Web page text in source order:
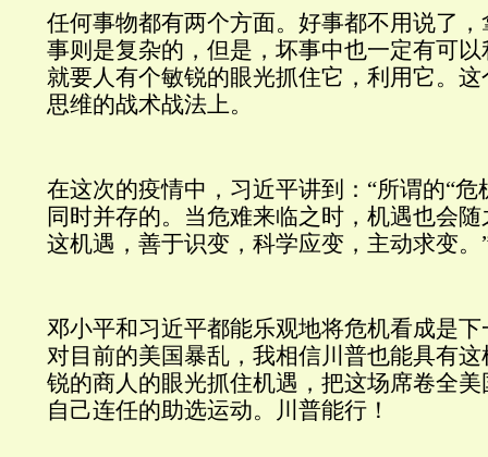
任何事物都有两个方面。好事都不用说了
事则是复杂的，但是，坏事中也一定有可
就要人有个敏锐的眼光抓住它，利用它。
思维的战术战法上。
在这次的疫情中，习近平讲到：“所谓的“危
同时并存的。当危难来临之时，机遇也会
这机遇，善于识变，科学应变，主动求变。
邓小平和习近平都能乐观地将危机看成是
对目前的美国暴乱，我相信川普也能具有
锐的商人的眼光抓住机遇，把这场席卷全
自己连任的助选运动。川普能行！